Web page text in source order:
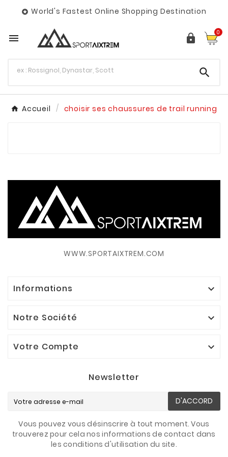
 World's Fastest Online Shopping Destination
  0

Accueil choisir ses chaussures de trail running
WWW.SPORTAIXTREM.COM
Informations 
Notre Société 
Votre Compte 
Newsletter
D'ACCORD
Vous pouvez vous désinscrire à tout moment. Vous
trouverez pour cela nos informations de contact dans
les conditions d'utilisation du site.